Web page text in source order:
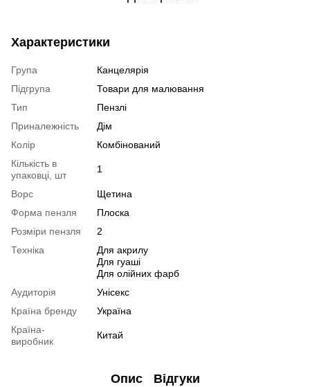
Характеристики
Група
Канцелярія
Підгрупа
Товари для малювання
Тип
Пензлі
Приналежність
Дім
Колір
Комбінований
Кількість в
упаковці, шт
1
Ворс
Щетина
Форма пензля
Плоска
Розміри пензля
2
Техніка
Для акрилу
Для гуаші
Для олійних фарб
Аудиторія
Унісекс
Країна бренду
Україна
Країна-
виробник
Китай
Опис Відгуки